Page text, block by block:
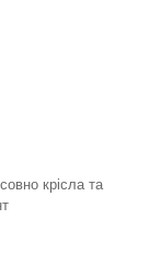
крісла та